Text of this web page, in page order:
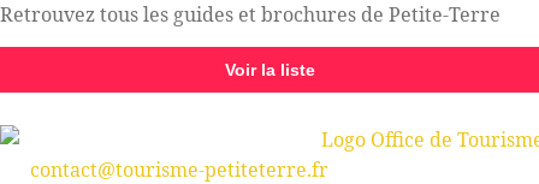
Retrouvez tous les guides et brochures de Petite-Terre
Voir la liste
contact@tourisme-petiteterre.fr